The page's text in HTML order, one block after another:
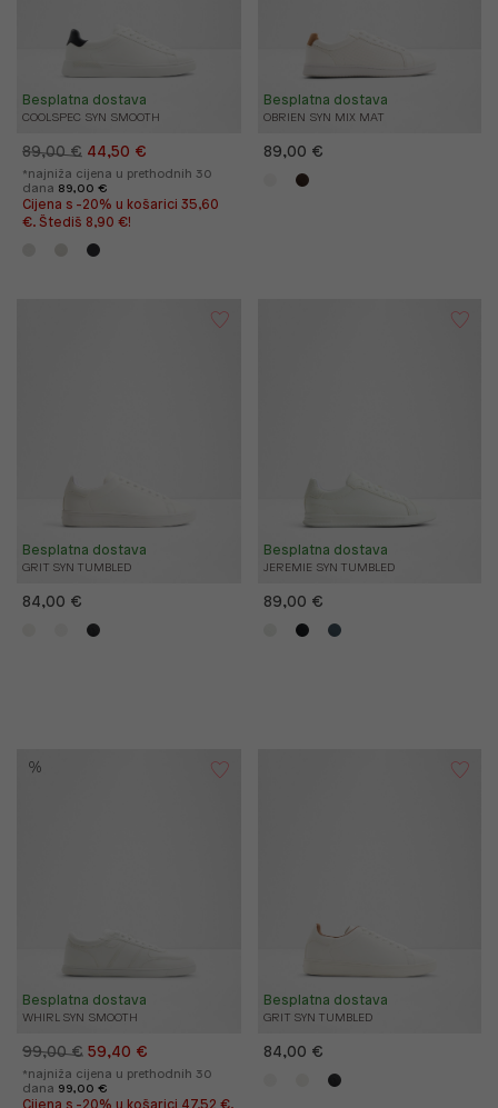
COOLSPEC SYN SMOOTH
Besplatna dostava
89,00 € 44,50 €
*najniža cijena u prethodnih 30
dana 89,00 €
Cijena s -20% u košarici 35,60
€. Štediš 8,90 €!
OBRIEN SYN MIX MAT
Besplatna dostava
89,00 €
GRIT SYN TUMBLED
Besplatna dostava
84,00 €
JEREMIE SYN TUMBLED
Besplatna dostava
89,00 €
WHIRL SYN SMOOTH
Besplatna dostava
%
99,00 € 59,40 €
*najniža cijena u prethodnih 30
dana 99,00 €
Cijena s -20% u košarici 47,52 €.
GRIT SYN TUMBLED
Besplatna dostava
84,00 €